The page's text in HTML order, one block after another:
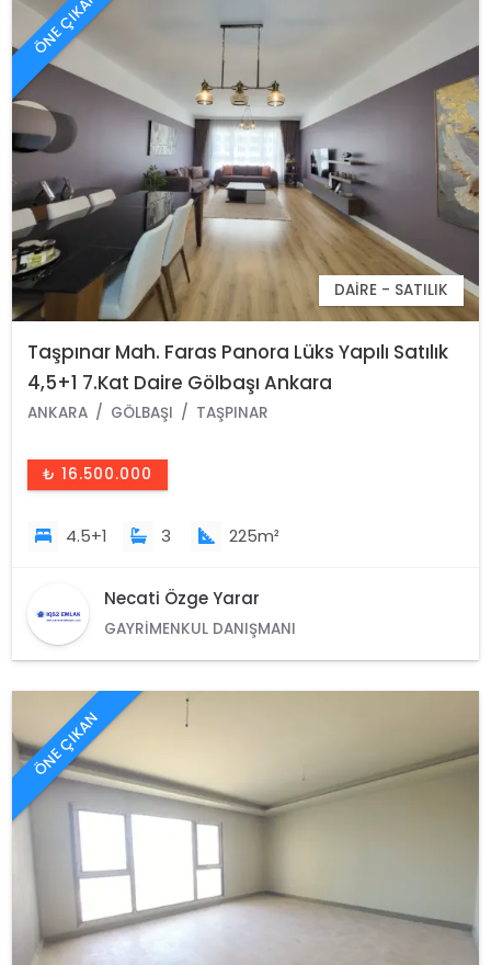
ÖNE ÇIKAN
DAIRE - SATILIK
Taşpınar Mah. Faras Panora Lüks Yapılı Satılık
4,5+1 7.Kat Daire Gölbaşı Ankara
ANKARA GÖLBAŞI TAŞPINAR
₺ 16.500.000
4.5+1 3 225m²
Necati Özge Yarar
GAYRIMENKUL DANIŞMANI
ÖNE ÇIKAN